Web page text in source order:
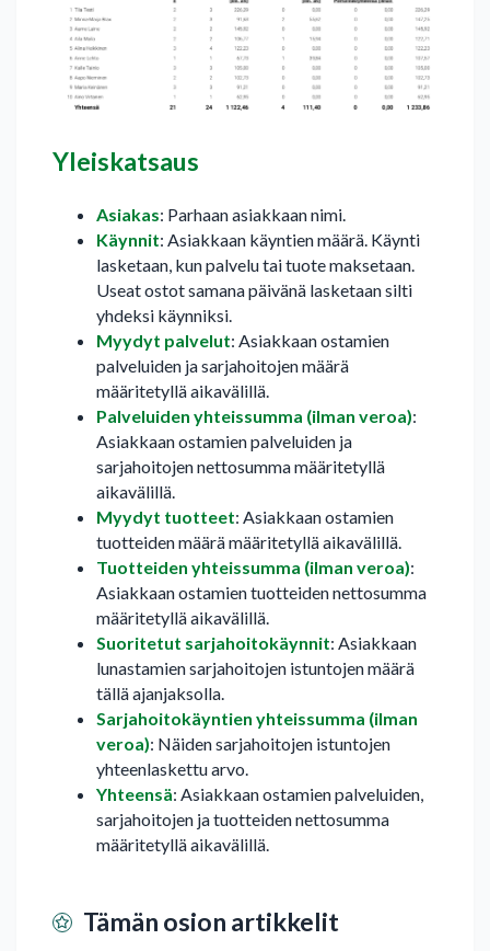
Yleiskatsaus
Asiakas: Parhaan asiakkaan nimi.
Käynnit: Asiakkaan käyntien määrä. Käynti
lasketaan, kun palvelu tai tuote maksetaan.
Useat ostot samana päivänä lasketaan silti
yhdeksi käynniksi.
Myydyt palvelut: Asiakkaan ostamien
palveluiden ja sarjahoitojen määrä
määritetyllä aikavälillä.
Palveluiden yhteissumma (ilman veroa):
Asiakkaan ostamien palveluiden ja
sarjahoitojen nettosumma määritetyllä
aikavälillä.
Myydyt tuotteet: Asiakkaan ostamien
tuotteiden määrä määritetyllä aikavälillä.
Tuotteiden yhteissumma (ilman veroa):
Asiakkaan ostamien tuotteiden nettosumma
määritetyllä aikavälillä.
Suoritetut sarjahoitokäynnit: Asiakkaan
lunastamien sarjahoitojen istuntojen määrä
tällä ajanjaksolla.
Sarjahoitokäyntien yhteissumma (ilman
veroa): Näiden sarjahoitojen istuntojen
yhteenlaskettu arvo.
Yhteensä: Asiakkaan ostamien palveluiden,
sarjahoitojen ja tuotteiden nettosumma
määritetyllä aikavälillä.
Tämän osion artikkelit